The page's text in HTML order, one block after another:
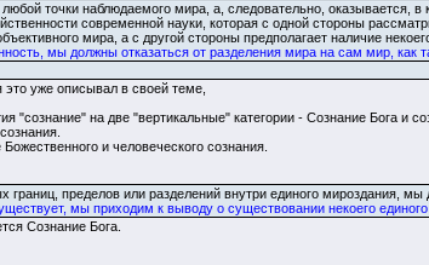
точки наблюдаемого мира, а, следовательно,
современной науки, которая с одной стороны
мира, а с другой стороны предполагает наличие
мы должны отказаться от разделения мира на сам мир, как
уже описывал в своей теме,
"сознание" на две "вертикальные" категории - Сознание Бога и
и человеческого сознания.
границ, пределов или разделений внутри единого мироздания,
мы приходим к выводу о существовании некоего
Сознание Бога.